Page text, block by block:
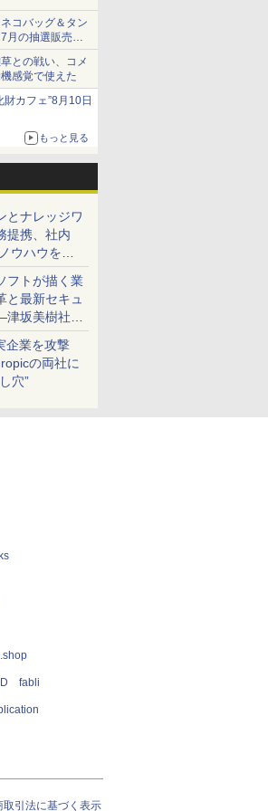
コバッグ＆タン
月の抽選販売の
との戦い、コメ
感覚で使えた
カフェ”8月10日
もっと見る
とナレッジワ
提携、社内
ウハウを生
記録 for
へ
フトが描く業
と最新セキュ
坂美樹社長
を説明
企業を攻撃
の両社に
穴”
fabli
取引法に基づく表示